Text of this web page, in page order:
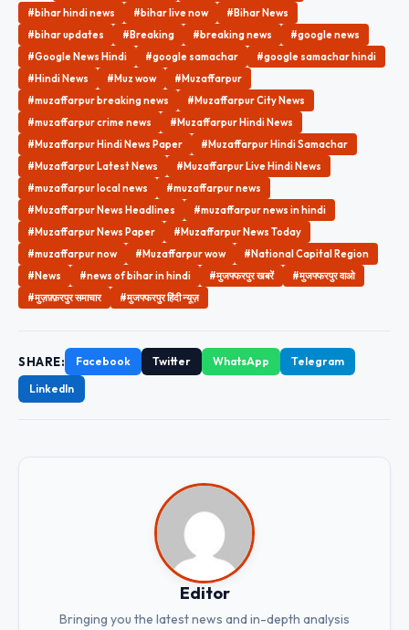
#bihar hindi news #bihar live now
#Bihar News
#bihar updates
#Breaking #breaking news
#google news
#Google News Hindi
#google samachar
#google samachar hindi
#Hindi News
#Muz wow
#Muzaffarpur
#muzaffarpur breaking news
#Muzaffarpur City News
#muzaffarpur crime news
#Muzaffarpur Hindi News
#Muzaffarpur Hindi News Paper
#Muzaffarpur Hindi Samachar
#Muzaffarpur Latest News
#Muzaffarpur Live Hindi News
#muzaffarpur local news
#muzaffarpur news
#Muzaffarpur News Headlines
#muzaffarpur news in hindi
#Muzaffarpur News Paper
#Muzaffarpur News Today
#muzaffarpur now
#Muzaffarpur wow
#National Capital Region
#News
#news of bihar in hindi #मुजफ्फरपुर खबरें
#मुजफ्फरपुर वाओ
#मुज़फ़्फ़रपुर समाचार
#मुजफ्फरपुर हिंदी न्यूज़
SHARE: Facebook Twitter WhatsApp
Telegram
LinkedIn
Editor
Bringing you the latest news and in-depth analysis